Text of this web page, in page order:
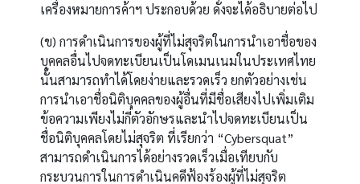
เครื่องหมายการค้าฯ ประกอบด้วย ดั่งจะได้อธิบายต่อไป
(ข) การดำเนินการของผู้ที่ไม่สุจริตในการนำเอาชื่อของ
บุคคลอื่นไปจดทะเบียนเป็นโดเมนเนมในประเทศไทย
นั้นสามารถทำได้โดยง่ายและรวดเร็ว ยกตัวอย่างเช่น
การนำเอาชื่อนิติบุคคลของผู้อื่นที่มีชื่อเสียงไปเพิ่มเติม
ข้อความเพียงไม่กี่ตัวอักษรและนำไปจดทะเบียนเป็น
ชื่อนิติบุคคลโดยไม่สุจริต ที่เรียกว่า “Cybersquat”
สามารถดำเนินการได้อย่างรวดเร็วเมื่อเทียบกับ
กระบวนการในการดำเนินคดีฟ้องร้องผู้ที่ไม่สุจริต